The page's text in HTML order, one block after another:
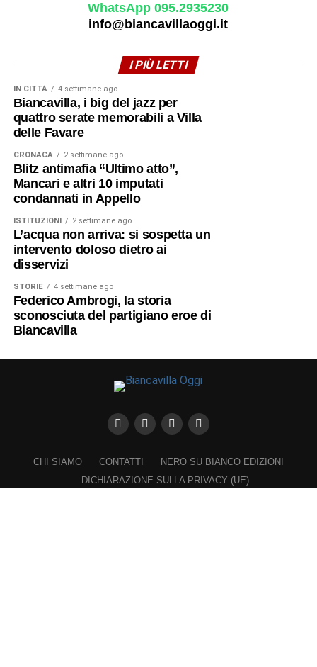
WhatsApp 095.2935230
info@biancavillaoggi.it
I PIÙ LETTI
IN CITTÀ 4 settimane ago
Biancavilla, i big del jazz per
quattro serate memorabili a Villa
delle Favare
CRONACA 2 settimane ago
Blitz antimafia “Ultimo atto”,
Mancari e altri 10 imputati
condannati in Appello
ISTITUZIONI 2 settimane ago
L’acqua non arriva: si sospetta un
intervento doloso dietro ai
disservizi
STORIE 4 settimane ago
Federico Ambrogi, la storia
sconosciuta del partigiano eroe di
Biancavilla
CHI SIAMO CONTATTI
NERO SU BIANCO EDIZIONI
DICHIARAZIONE SULLA PRIVACY (UE)